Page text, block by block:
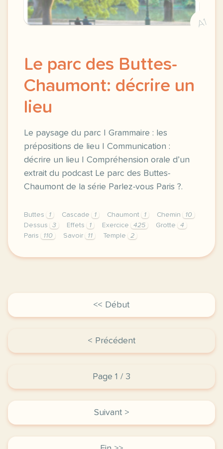
A1
Le parc des Buttes-
Chaumont: décrire un
lieu
Le paysage du parc | Grammaire : les
prépositions de lieu | Communication :
décrire un lieu | Compréhension orale d’un
extrait du podcast Le parc des Buttes-
Chaumont de la série Parlez-vous Paris ?.
Buttes 1 Cascade 1 Chaumont 1 Chemin
10
Dessus
3 Effets 1 Exercice 425 Grotte
4
Paris
110 Savoir 11 Temple 2
exercice b1 le parc des buttes chaumont decrire
<< Début
< Précédent
Page 1 / 3
Suivant >